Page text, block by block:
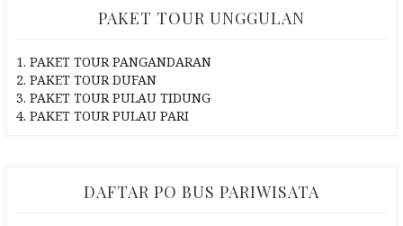
PAKET TOUR UNGGULAN
1. PAKET TOUR PANGANDARAN
2. PAKET TOUR DUFAN
3. PAKET TOUR PULAU TIDUNG
4. PAKET TOUR PULAU PARI
DAFTAR PO BUS PARIWISATA